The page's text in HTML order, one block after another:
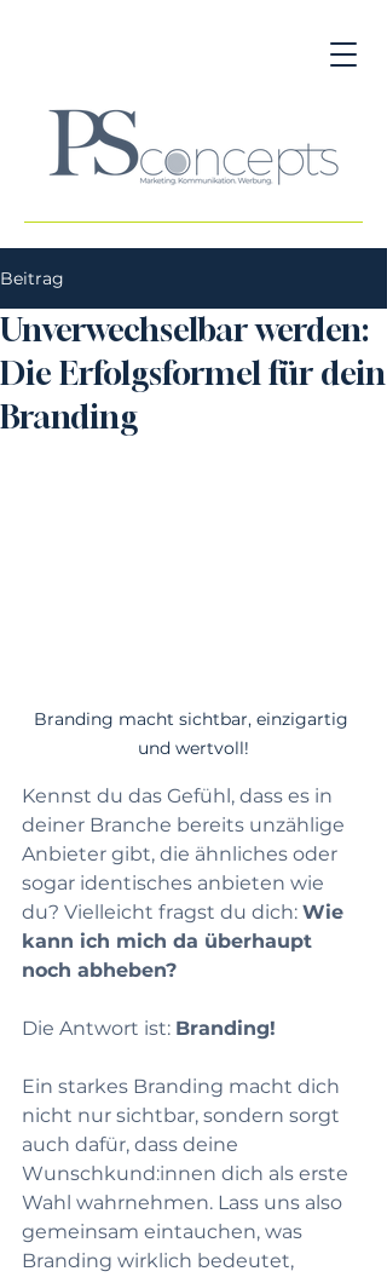
Beitrag
Unverwechselbar werden:
Die Erfolgsformel für dein
Branding
Branding macht sichtbar, einzigartig
und wertvoll!
Kennst du das Gefühl, dass es in
deiner Branche bereits unzählige
Anbieter gibt, die ähnliches oder
sogar identisches anbieten wie
du? Vielleicht fragst du dich: Wie
kann ich mich da überhaupt
noch abheben?
Die Antwort ist: Branding!
Ein starkes Branding macht dich
nicht nur sichtbar, sondern sorgt
auch dafür, dass deine
Wunschkund:innen dich als erste
Wahl wahrnehmen. Lass uns also
gemeinsam eintauchen, was
Branding wirklich bedeutet,